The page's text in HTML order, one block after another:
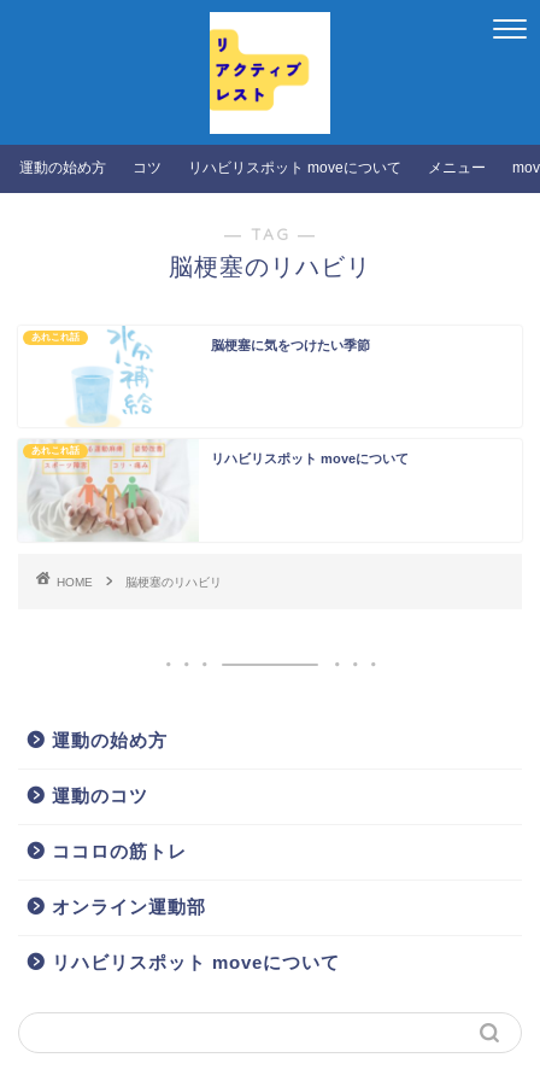
運動の始め方 コツ リハビリスポット moveについて メニュー
― TAG ―
脳梗塞のリハビリ
あれこれ話
脳梗塞に気をつけたい季節
あれこれ話
リハビリスポット moveについて
HOME 脳梗塞のリハビリ
運動の始め方
運動のコツ
ココロの筋トレ
オンライン運動部
リハビリスポット moveについて